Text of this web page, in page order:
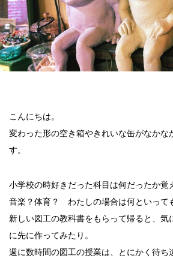
こんにちは。
変わった形の空き箱やきれいな缶がなか
す。
小学校の時好きだった科目は何だったか覚
音楽？体育？ わたしの場合は何といって
新しい図工の教科書をもらって帰ると、
に先に作ってみたり。
週に数時間の図工の授業は、とにかく待ち